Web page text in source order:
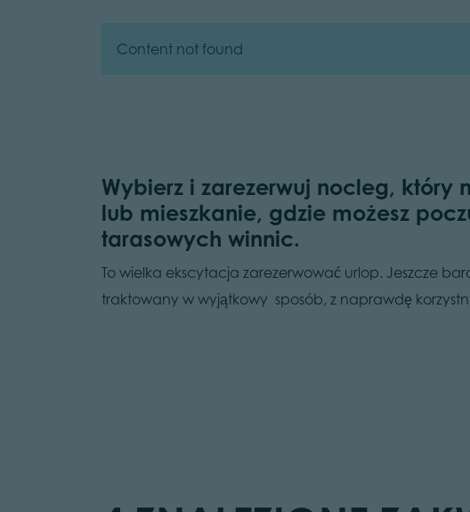
Content not found
Wybierz i zarezerwuj nocleg,
lub mieszkanie, gdzie możesz
tarasowych winnic.
To wielka ekscytacja zarezerwować urlop. Jeszcze
traktowany w wyjątkowy sposób, z naprawdę